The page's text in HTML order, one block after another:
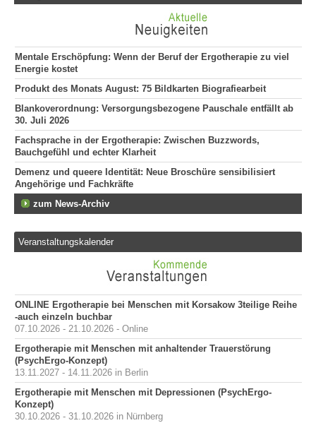
Mentale Erschöpfung: Wenn der Beruf der Ergotherapie zu viel
Energie kostet
Produkt des Monats August: 75 Bildkarten Biografiearbeit
Blankoverordnung: Versorgungsbezogene Pauschale entfällt ab
30. Juli 2026
Fachsprache in der Ergotherapie: Zwischen Buzzwords,
Bauchgefühl und echter Klarheit
Demenz und queere Identität: Neue Broschüre sensibilisiert
Angehörige und Fachkräfte
zum News-Archiv
Veranstaltungskalender
ONLINE Ergotherapie bei Menschen mit Korsakow 3teilige Reihe
-auch einzeln buchbar
07.10.2026 - 21.10.2026 - Online
Ergotherapie mit Menschen mit anhaltender Trauerstörung
(PsychErgo-Konzept)
13.11.2027 - 14.11.2026 in Berlin
Ergotherapie mit Menschen mit Depressionen (PsychErgo-
Konzept)
30.10.2026 - 31.10.2026 in Nürnberg